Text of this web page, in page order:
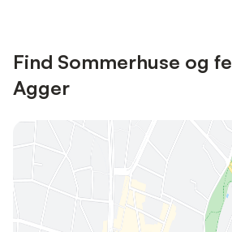
Find Sommerhuse og
Agger